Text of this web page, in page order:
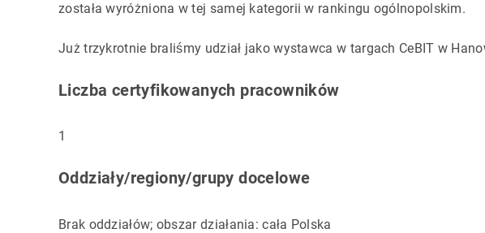
została wyróżniona w tej samej kategorii w rankingu ogólnopolskim.
Już trzykrotnie braliśmy udział jako wystawca w targach CeBIT w
Liczba certyfikowanych pracowników
1
Oddziały/regiony/grupy docelowe
Brak oddziałów; obszar działania: cała Polska